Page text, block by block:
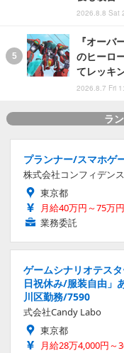
2026.8.8 Sat
『オーバ
のヒーロ
てレッキ
2026.8.7 Fri
ラ
プランナー/スマホゲ
株式会社コンフィデン
東京都
月給40万円～75万円
業務委託
ゲームシナリオテス
日祝休み/服装自由」
川区勤務/7590
式会社Candy Labo
東京都
月給28万4,000円～